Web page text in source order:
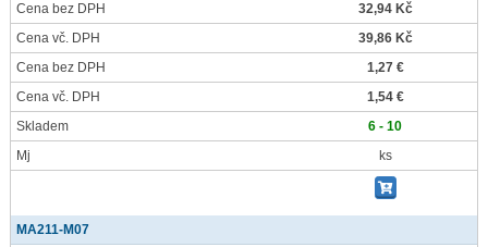
Cena bez DPH
32,94 Kč
Cena vč. DPH
39,86 Kč
Cena bez DPH
1,27 €
Cena vč. DPH
1,54 €
Skladem
6 - 10
Mj
ks
MA211-M07